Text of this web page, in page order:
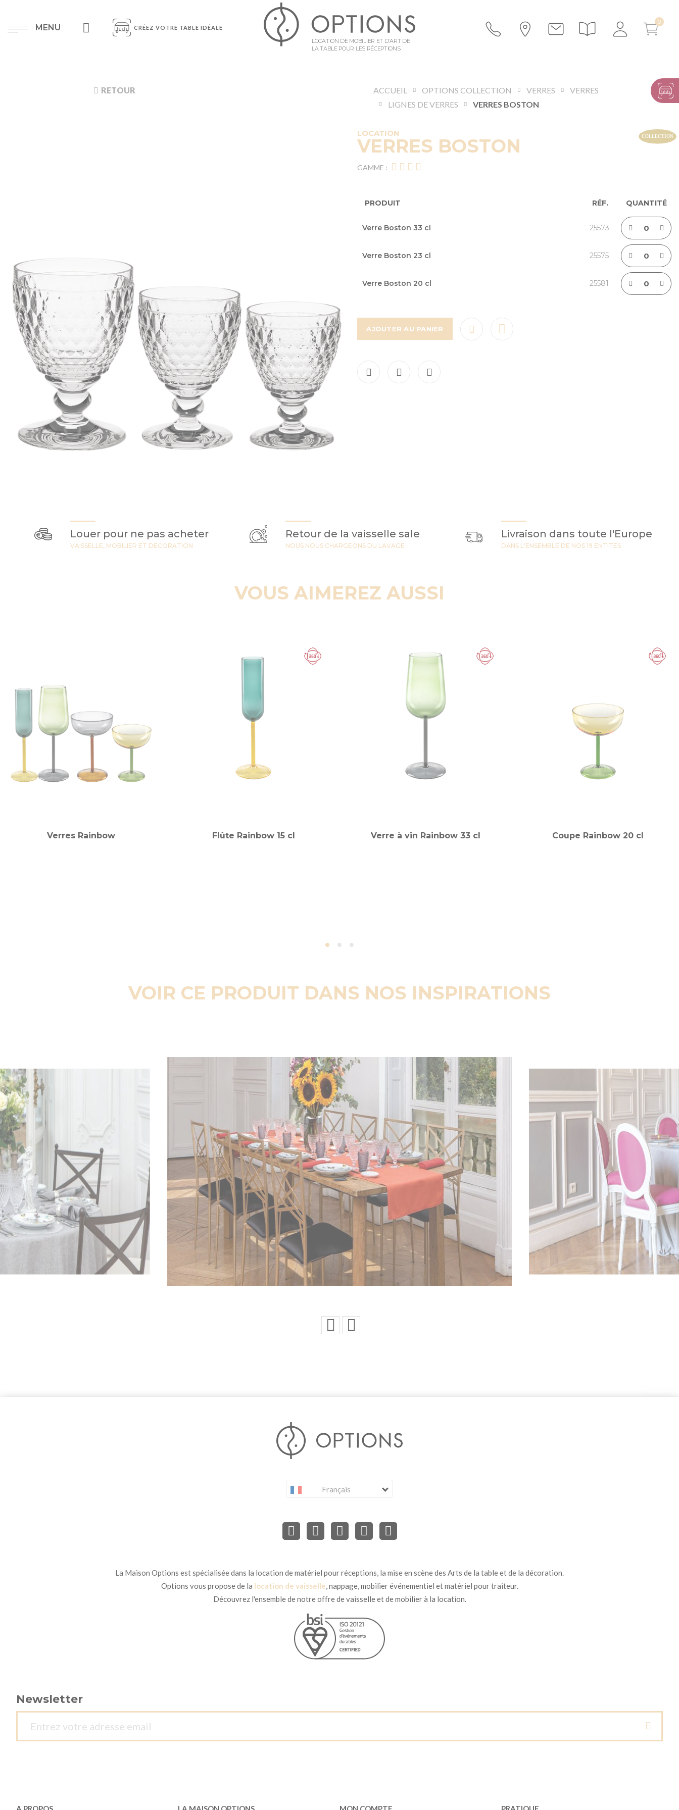
MENU CRÉEZ VOTRE TABLE IDÉALE
LOCATION DE MOBILIER ET D’ART DE
LA TABLE POUR LES RÉCEPTIONS
RETOUR ACCUEIL OPTIONS COLLECTION VERRES
VERRES
LIGNES DE VERRES
VERRES BOSTON
LOCATION
VERRES BOSTON
GAMME :
du
groupé
PRODUIT RÉF. QUANTITÉ
Verre Boston 33 cl 25573
Verre Boston 23 cl 25575
Verre Boston 20 cl 25581
AJOUTER AU PANIER
Louer pour ne pas acheter
VAISSELLE, MOBILIER ET DECORATION
Retour de la vaisselle sale
NOUS NOUS CHARGEONS DU LAVAGE
Livraison dans toute l'Europe
DANS L'ENSEMBLE DE NOS 19 ENTITES
VOUS AIMEREZ AUSSI
Verres Rainbow Flûte Rainbow 15 cl Verre à vin Rainbow 33 cl Coupe Rainbow 20 cl
VOIR CE PRODUIT DANS NOS INSPIRATIONS
Français
La Maison Options est spécialisée dans la location de matériel pour réceptions, la mise en scène des Arts de la table et de la décoration.
Options vous propose de la location de vaisselle, nappage, mobilier événementiel et matériel pour traiteur.
Découvrez l'ensemble de notre offre de vaisselle et de mobilier à la location.
Newsletter